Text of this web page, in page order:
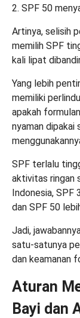
2. SPF 50
Artinya, selisih
memilih SPF
kali lipat
Yang lebih
memiliki
apakah
nyaman dipakai
SPF terlalu
aktivitas ringan
Indonesia, SPF
dan SPF 50
Jadi,
satu-satunya
dan keamanan
Aturan
Bayi dan